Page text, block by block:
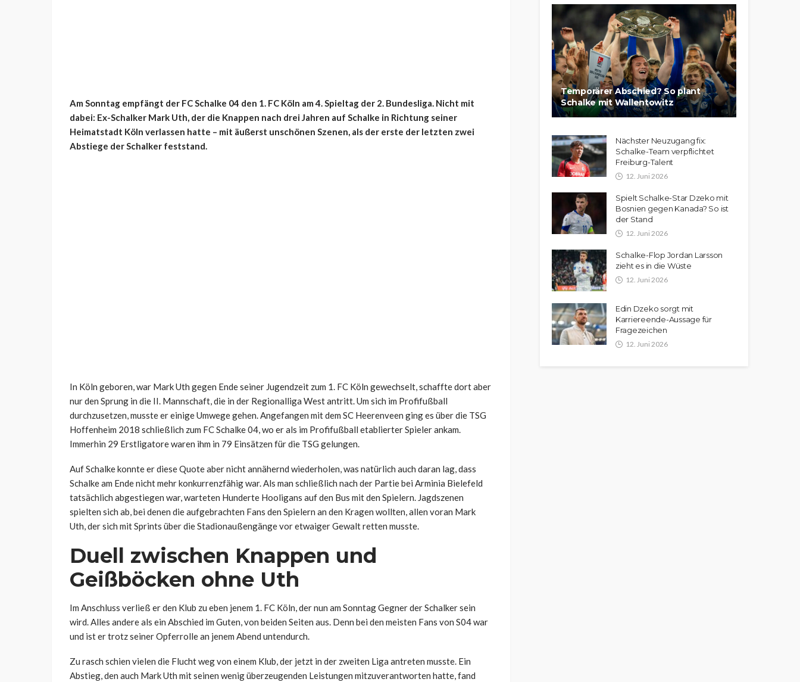
Am Sonntag empfängt der FC Schalke 04 den 1. FC Köln am 4. Spieltag der 2. Bundesliga. Nicht mit
dabei: Ex-Schalker Mark Uth, der die Knappen nach drei Jahren auf Schalke in Richtung seiner
Heimatstadt Köln verlassen hatte – mit äußerst unschönen Szenen, als der erste der letzten zwei
Abstiege der Schalker feststand.
In Köln geboren, war Mark Uth gegen Ende seiner Jugendzeit zum 1. FC Köln gewechselt, schaffte dort aber
nur den Sprung in die II. Mannschaft, die in der Regionalliga West antritt. Um sich im Profifußball
durchzusetzen, musste er einige Umwege gehen. Angefangen mit dem SC Heerenveen ging es über die TSG
Hoffenheim 2018 schließlich zum FC Schalke 04, wo er als im Profifußball etablierter Spieler ankam.
Immerhin 29 Erstligatore waren ihm in 79 Einsätzen für die TSG gelungen.
Auf Schalke konnte er diese Quote aber nicht annähernd wiederholen, was natürlich auch daran lag, dass
Schalke am Ende nicht mehr konkurrenzfähig war. Als man schließlich nach der Partie bei Arminia Bielefeld
tatsächlich abgestiegen war, warteten Hunderte Hooligans auf den Bus mit den Spielern. Jagdszenen
spielten sich ab, bei denen die aufgebrachten Fans den Spielern an den Kragen wollten, allen voran Mark
Uth, der sich mit Sprints über die Stadionaußengänge vor etwaiger Gewalt retten musste.
Duell zwischen Knappen und
Geißböcken ohne Uth
Im Anschluss verließ er den Klub zu eben jenem 1. FC Köln, der nun am Sonntag Gegner der Schalker sein
wird. Alles andere als ein Abschied im Guten, von beiden Seiten aus. Denn bei den meisten Fans von S04 war
und ist er trotz seiner Opferrolle an jenem Abend untendurch.
Zu rasch schien vielen die Flucht weg von einem Klub, der jetzt in der zweiten Liga antreten musste. Ein
Abstieg, den auch Mark Uth mit seinen wenig überzeugenden Leistungen mitzuverantworten hatte, fand
Temporärer Abschied? So plant
Schalke mit Wallentowitz
Nächster Neuzugang fix:
Schalke-Team verpflichtet
Freiburg-Talent
12. Juni 2026
Spielt Schalke-Star Dzeko mit
Bosnien gegen Kanada? So ist
der Stand
12. Juni 2026
Schalke-Flop Jordan Larsson
zieht es in die Wüste
12. Juni 2026
Edin Dzeko sorgt mit
Karriereende-Aussage für
Fragezeichen
12. Juni 2026